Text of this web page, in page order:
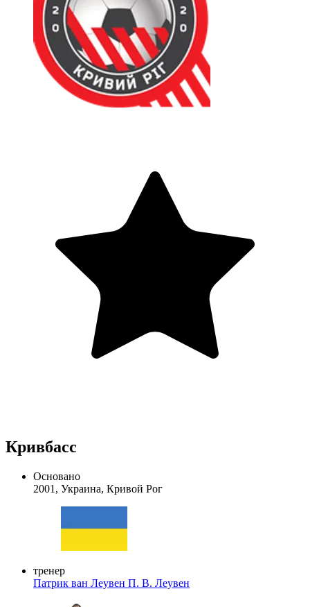
Кривбасс
Основано
2001, Украина, Кривой Рог
тренер
Патрик ван Леувен П. В. Леувен